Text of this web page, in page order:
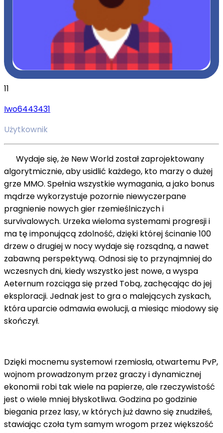
11
Iwo6443431
Użytkownik
Wydaje się, że New World został zaprojektowany
algorytmicznie, aby usidlić każdego, kto marzy o dużej
grze MMO. Spełnia wszystkie wymagania, a jako bonus
mądrze wykorzystuje pozornie niewyczerpane
pragnienie nowych gier rzemieślniczych i
survivalowych. Urzeka wieloma systemami progresji i
ma tę imponującą zdolność, dzięki której ścinanie 100
drzew o drugiej w nocy wydaje się rozsądną, a nawet
zabawną perspektywą. Odnosi się to przynajmniej do
wczesnych dni, kiedy wszystko jest nowe, a wyspa
Aeternum rozciąga się przed Tobą, zachęcając do jej
eksploracji. Jednak jest to gra o malejących zyskach,
która uparcie odmawia ewolucji, a miesiąc miodowy się
skończył.
Dzięki mocnemu systemowi rzemiosła, otwartemu PvP,
wojnom prowadzonym przez graczy i dynamicznej
ekonomii robi tak wiele na papierze, ale rzeczywistość
jest o wiele mniej błyskotliwa. Godzina po godzinie
biegania przez lasy, w których już dawno się znudziłeś,
stawiając czoła tym samym wrogom przez większość